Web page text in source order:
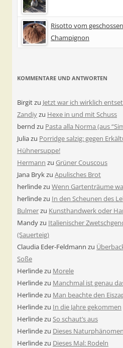
Risotto vom
Champignon
KOMMENTARE UND ANTWORTEN
Birgitzu Jetzt war ich wirklich
Zandiyzu Hexe in und mit Schuss
bernd zu Pasta alla Norma (aus
Juliazu Porridge salzig: gegen
Hühnersuppe!
Hermann zu Grüner Couscous
Jana Brykzu Apulisches Brot
herlindezu Wenn Gartenträume
herlindezu In den Scheunen des
Bulmerzu Kunsthandwerk oder
Mandyzu Italienischer
(Sauerteig)
Claudia Eder-Feldmann zu
Soße
Herlindezu Morele
Herlindezu Manchmal ist genau
Herlindezu Man beachte den
Herlindezu In die Jahre gekommen
Herlindezu So schaut’s aus
Herlindezu Dieses
Herlindezu Dieses Mal: Rodeln